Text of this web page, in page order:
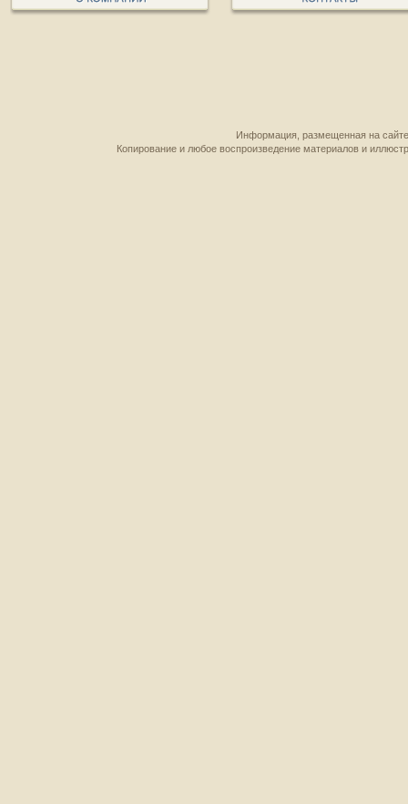
Информация, размещенная на
Копирование и любое воспроизведение материалов и